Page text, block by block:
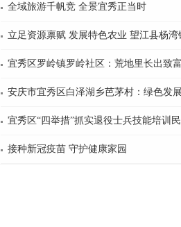
革全域旅游千帆竞 全景宜秀正当时
立足资源禀赋 发展特色农业 望江县杨湾
色产业路越走越宽
宜秀区罗岭镇罗岭社区：荒地里长出致
钥匙”
安庆市宜秀区白泽湖乡芭茅村：绿色发
推乡村振兴
宜秀区“四举措”抓实退役士兵技能培训
工程
接种新冠疫苗 守护健康家园